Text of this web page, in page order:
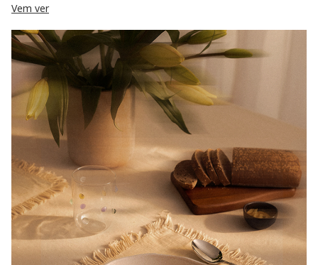
Vem ver